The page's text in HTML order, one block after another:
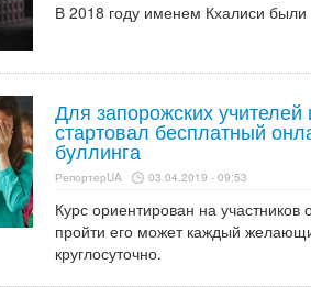
В 2018 году именем Кхалиси
Для запорожских
стартовал бесплатный
буллинга
РепортерUA 03.04.2019 - 09:53
Курс ориентирован на участников
пройти его может каждый
круглосуточно.